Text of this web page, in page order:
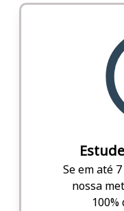
Se em até
nossa